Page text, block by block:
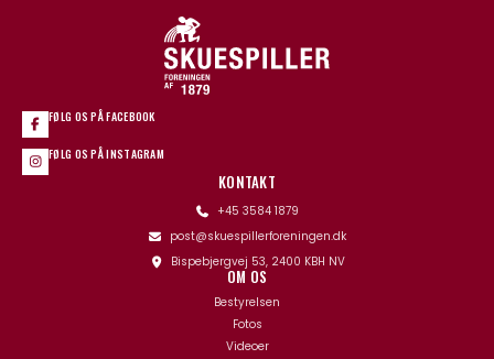
FØLG OS PÅ FACEBOOK
FØLG OS PÅ INSTAGRAM
KONTAKT
+45 3584 1879
post@skuespillerforeningen.dk
Bispebjergvej 53, 2400 KBH NV
OM OS
Bestyrelsen
Fotos
Videoer